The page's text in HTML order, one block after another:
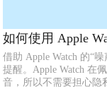
如何使用 Apple
借助 Apple Watch 的“
提醒。Apple Watch 在
音，所以不需要担心隐